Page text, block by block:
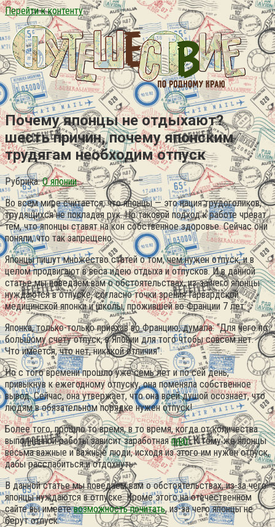
Перейти к контенту
Почему японцы не отдыхают?
шесть причин, почему японским
трудягам необходим отпуск
Рубрика: О японии
Во всем мире считается, что японцы — это нация трудоголиков,
трудящихся не покладая рук. Но таковой подход к работе чреват
тем, что японцы ставят на кон собственное здоровье. Сейчас они
поняли, что так запрещено.
Японцы пишут множество статей о том, чем нужен отпуск, и в
целом продвигают в веса идею отдыха и отпусков. И в данной
статье мы поведаем вам о обстоятельствах, из-за чего японцы
нуждаются в отпуске, согласно точки зрения Гарвардской
медицинской японки и школы, прожившей во Франции 7 лет.
Японка, только-только приехав во Францию, думала: “Для чего по
большому счету отпуск, в Японии для того чтобы совсем нет.
Что имеется, что нет, никакой отличия”.
Но с того времени прошло уже семь лет и по сей день,
привыкнув к ежегодному отпуску, она поменяла собственное
вывод. Сейчас, она утвержает, что она всей душой осознаёт, что
людям в обязательном порядке нужен отпуск!
Более того, прошло то время, в то время, когда от количества
выполненной работы зависит заработнаяплат. К тому же японцы
весьма важные и важные люди, исходя из этого им нужен отпуск,
дабы расслабиться и отдохнуть.
В данной статье мы поведаем вам о обстоятельствах, из-за чего
японцы нуждаются в отпуске. Кроме этого на отечественном
сайте вы имеетевозможность почитать, из-за чего японцы не
берут отпуск.